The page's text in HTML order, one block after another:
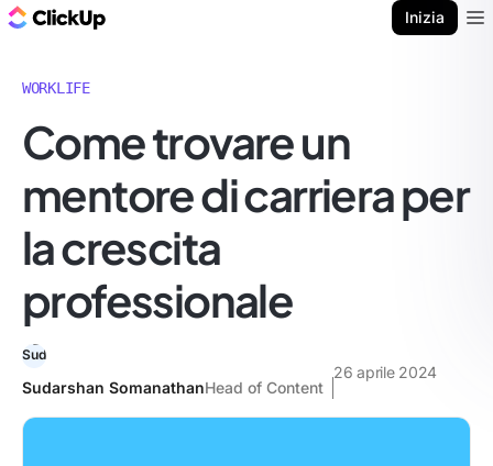
Inizia
WORKLIFE
Come trovare un
mentore di carriera per
la crescita
professionale
Sudarshan SomanathanHead of Content
26 aprile 2024